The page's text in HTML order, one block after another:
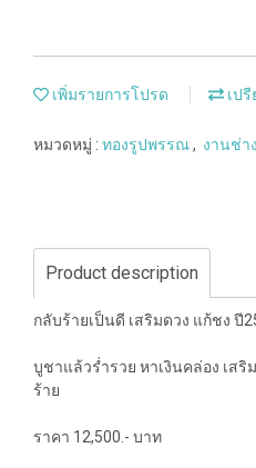
เพิ่มรายการโปรด เป
หมวดหมู่ : ทองรูปพรรณ, งานช่า
Product description
กลับร้ายเป็นดี‎ เสริมดวง แก้ชง ปี
บูชาแล้วร่ำรวย หาเงินคล่อง เสริ
ร้าย
ราคา 12,500.- บาท